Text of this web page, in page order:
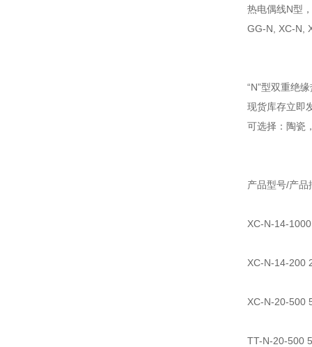
热电偶线N型
GG-N, XC-N,
“N”型双重绝
现货库存立即
可选择：陶瓷
产品型号/产品
XC-N-14-
XC-N-14-200
XC-N-20-500
TT-N-20-500